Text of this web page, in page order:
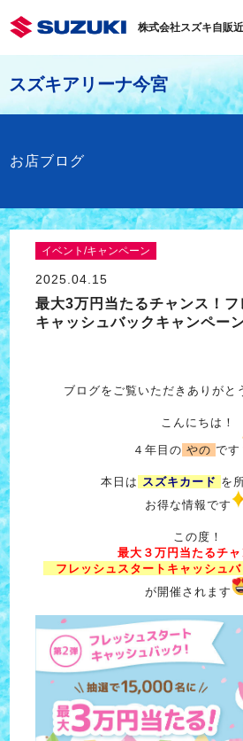
株式会社スズキ自販
スズキアリーナ今宮
お店ブログ
イベント/キャンペーン
2025.04.15
最大3万円当たるチャンス！フ
キャッシュバックキャンペー
ブログをご覧いただきありがと
こんにちは！
４年目の やの です
本日は スズキカード を
お得な情報です
この度！
最大３万円当たるチャ
フレッシュスタートキャッシュ
が開催されます